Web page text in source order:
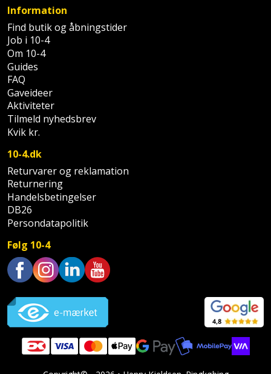
til
byggeri
Træ
Vinduer
WinWin
plader
wipes
Sækkelukker
Saks
Sav
Savbuk
Savklinge
Skraber
Skruestik
Skruetrækker
Skruetvinge
Slibeartikler
Smøring
Kerneboremaskine
Klammepistol
Klippeværktøj
Kombokit
Kompressor
Lader
Ligesliber
Limpistol
Linjelaser
Loddekolbe
Luftværktøj
Måleinstrumenter
Malersprøjte
Kaffe
Klæbesøm
Køkkenudstyr
Leg
Lommelygte
Merchandise
Mobiltilbehør
Pavillon
Personlig
pleje
Postkasse
Postkassestander
Information
Find butik og åbningstider
Job i 10-4
Om 10-4
Guides
FAQ
Gaveideer
Aktiviteter
Tilmeld nyhedsbrev
Kvik kr.
10-4.dk
Returvarer og reklamation
Returnering
Handelsbetingelser
DB26
Persondatapolitik
Følg 10-4